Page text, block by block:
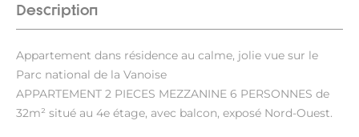
Description
Appartement dans résidence au calme, jolie vue sur le
Parc national de la Vanoise
APPARTEMENT 2 PIECES MEZZANINE 6 PERSONNES de
32m² situé au 4e étage, avec balcon, exposé Nord-Ouest.